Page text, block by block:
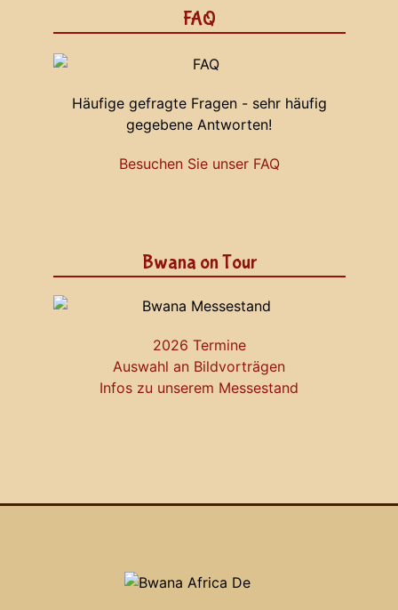
FAQ
Häufige gefragte Fragen - sehr häufig
gegebene Antworten!
Besuchen Sie unser FAQ
Bwana on Tour
2026 Termine
Auswahl an Bildvorträgen
Infos zu unserem Messestand